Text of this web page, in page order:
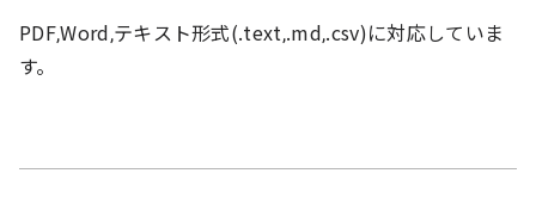
PDF,Word,テキスト形式(.text,.md,.csv)に対応していま
す。